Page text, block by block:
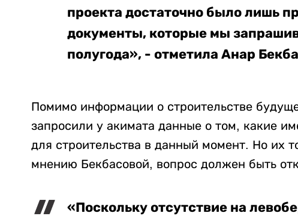
проекта достаточно было лишь
документы, которые мы
полугода», - отметила Анар
Помимо информации о строительстве
запросили у акимата данные о том, какие
для строительства в данный момент. Но их
мнению Бекбасовой, вопрос должен быть
«Поскольку отсутствие на